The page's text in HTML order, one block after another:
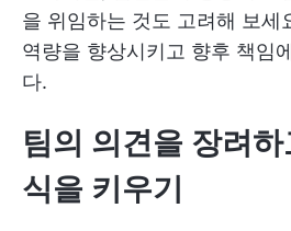
을 위임하는 것도 고려해 보세
역량을 향상시키고 향후 책임
다.
팀의 의견을 장려
식을 키우기